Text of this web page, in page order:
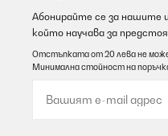
Абонирайте се за нашите
който научава за
Отстъпката от 20 лева не може
Минимална стойност на